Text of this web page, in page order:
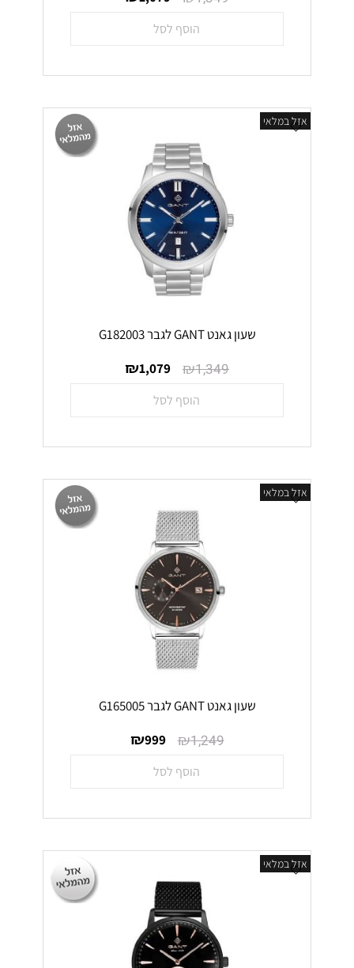
הוסף לסל
אזל במלאי
שעון גאנט GANT לגבר G182003
₪1,349
₪1,079
הוסף לסל
אזל במלאי
שעון גאנט GANT לגבר G165005
₪1,249
₪999
הוסף לסל
אזל במלאי